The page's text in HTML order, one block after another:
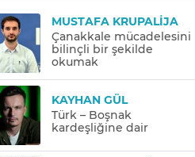
MUSTAFA KRUPALIJA
Çanakkale mücadelesini
bilinçli bir şekilde
okumak
KAYHAN GÜL
Türk – Boşnak
kardeşliğine dair